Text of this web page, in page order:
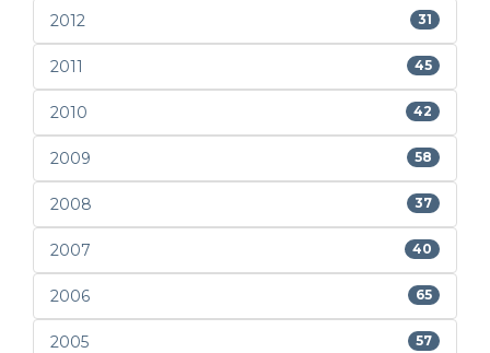
2012 31
2011 45
2010 42
2009 58
2008 37
2007 40
2006 65
2005 57